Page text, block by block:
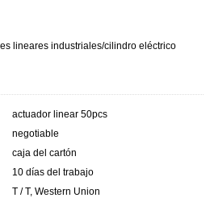
lineares industriales/cilindro eléctrico
actuador linear 50pcs
negotiable
caja del cartón
10 días del trabajo
T / T, Western Union